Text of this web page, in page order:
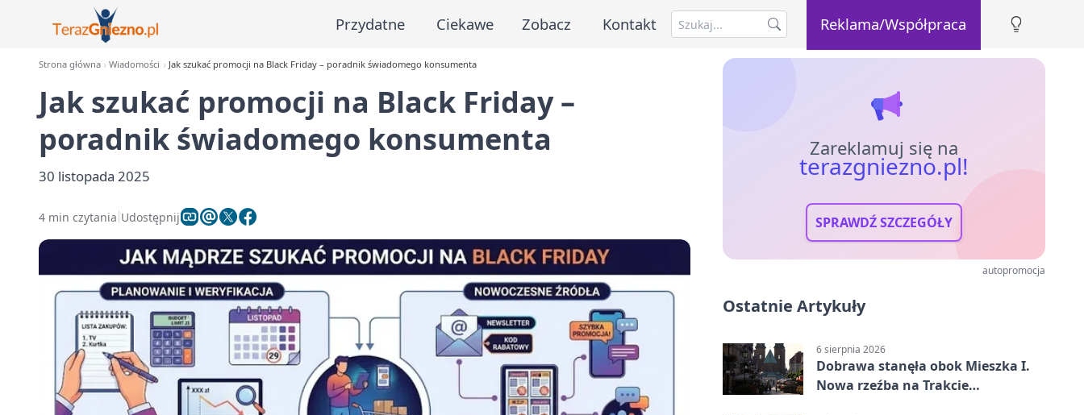
Przydatne Ciekawe Zobacz Kontakt Reklama/Współpraca
Strona główna Wiadomości Jak szukać promocji na Black Friday – poradnik świadomego konsumenta
Jak szukać promocji na Black Friday –
poradnik świadomego konsumenta
30 listopada 2025
4 min czytania Udostępnij
Zareklamuj się na
terazgniezno.pl!
SPRAWDŹ SZCZEGÓŁY
autopromocja
Ostatnie Artykuły
6 sierpnia 2026
Dobrawa stanęła obok Mieszka I.
Nowa rzeźba na Trakcie